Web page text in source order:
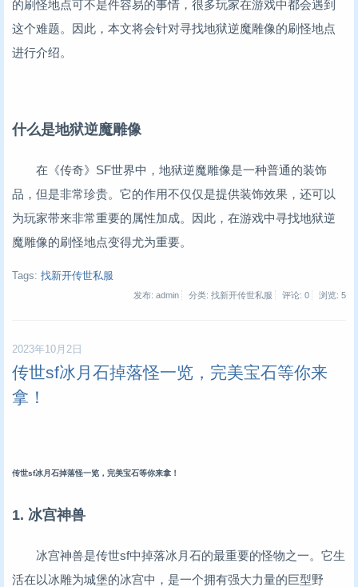
的刷怪地点可不是件容易的事情，很多玩家在游戏中都会遇到
这个难题。因此，本文将会针对寻找地狱逆魔雕像的刷怪地点
进行介绍。
什么是地狱逆魔雕像
在《传奇》SF世界中，地狱逆魔雕像是一种普通的装饰
品，但是非常珍贵。它的作用不仅仅是提供装饰效果，还可以
为玩家带来非常重要的属性加成。因此，在游戏中寻找地狱逆
魔雕像的刷怪地点变得尤为重要。
Tags: 找新开传世私服
发布: admin 分类: 找新开传世私服 评论: 0 浏览: 5
2023年10月2日
传世sf冰月石掉落怪一览，完美宝石等你来
拿！
传世sf冰月石掉落怪一览，完美宝石等你来拿！
1. 冰宫神兽
冰宫神兽是传世sf中掉落冰月石的最重要的怪物之一。它生
活在以冰雕为城堡的冰宫中，是一个拥有强大力量的巨型野